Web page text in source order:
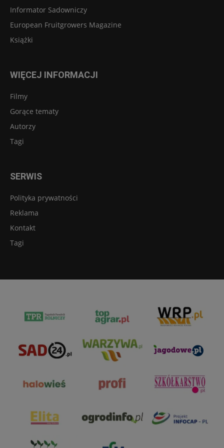
Informator Sadowniczy
European Fruitgrowers Magazine
Książki
WIĘCEJ INFORMACJI
Filmy
Gorące tematy
Autorzy
Tagi
SERWIS
Polityka prywatności
Reklama
Kontakt
Tagi